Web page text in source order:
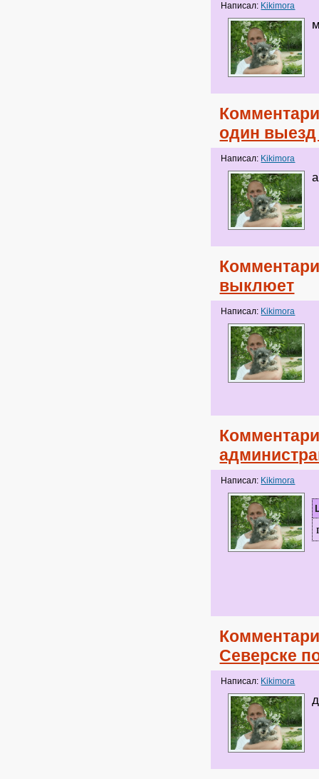
Написал: Kikimora
один выезд
Написал: Kikimora
выклюет
Написал: Kikimora
Написал: Kikimora
Северске
Написал: Kikimora